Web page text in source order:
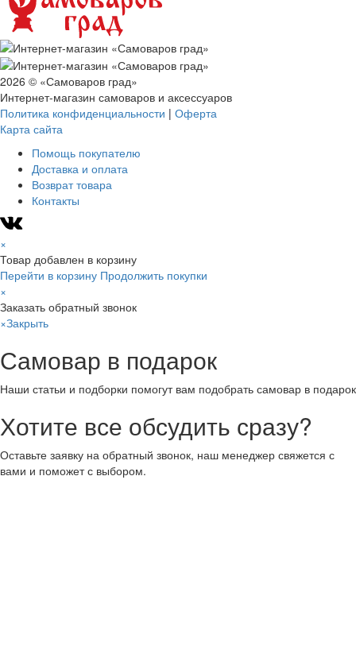
2026 © «Самоваров град»
Интернет-магазин самоваров и аксессуаров
Политика конфиденциальности | Оферта
Карта сайта
Помощь покупателю
Доставка и оплата
Возврат товара
Контакты
×
Товар добавлен в корзину
Перейти в корзину Продолжить покупки
×
Заказать обратный звонок
×Закрыть
Самовар в подарок
Наши статьи и подборки помогут вам подобрать самовар в подарок
Хотите все обсудить сразу?
Оставьте заявку на обратный звонок, наш менеджер свяжется с
вами и поможет с выбором.